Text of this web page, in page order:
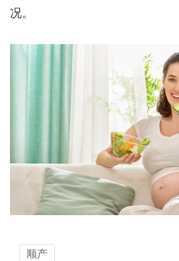
况。
顺产